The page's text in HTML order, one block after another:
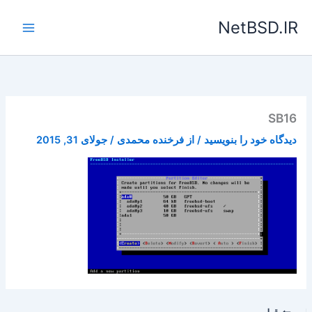
NetBSD.IR
SB16
دیدگاه‌ خود را بنویسید / از فرخنده محمدی/جولای 31, 2015